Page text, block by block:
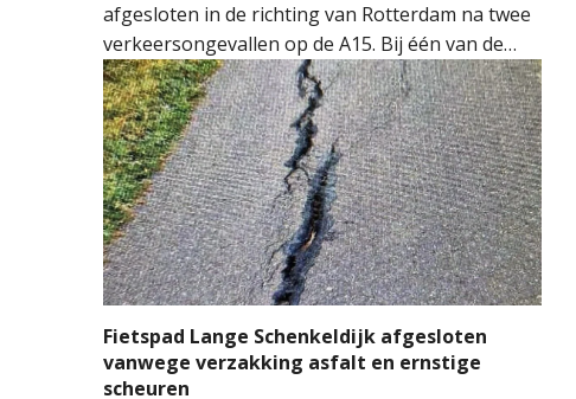
afgesloten in de richting van Rotterdam na twee
verkeersongevallen op de A15. Bij één van de
ongevallen sloeg een auto over de kop.
Hulpdiensten kwamen massaal ter plaatse.
Meerdere ambulances, de brandweer en het
Mobiel Medisch Team (MMT) werden ingezet. De
traumahelikopter landde op de snelweg om
medische assistentie te verlenen.
Fietspad Lange Schenkeldijk afgesloten
vanwege verzakking asfalt en ernstige
scheuren